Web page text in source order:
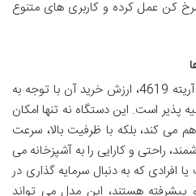
فراتر از یک سرخ کن عمل کرده و کاربری های متنوع
با وجود قیمت نسبتاً بالای هواپز آریته 4619، ارزش خرید آن با توجه به
پذیر است. این دستگاه نه تنها امکان
می کند، بلکه با ظرفیت بالا، سرعت
راحتی و کارایی را به آشپزخانه می
افرادی که به دنبال سرمایه گذاری در
پیشرفته هستند، این مدل می تواند